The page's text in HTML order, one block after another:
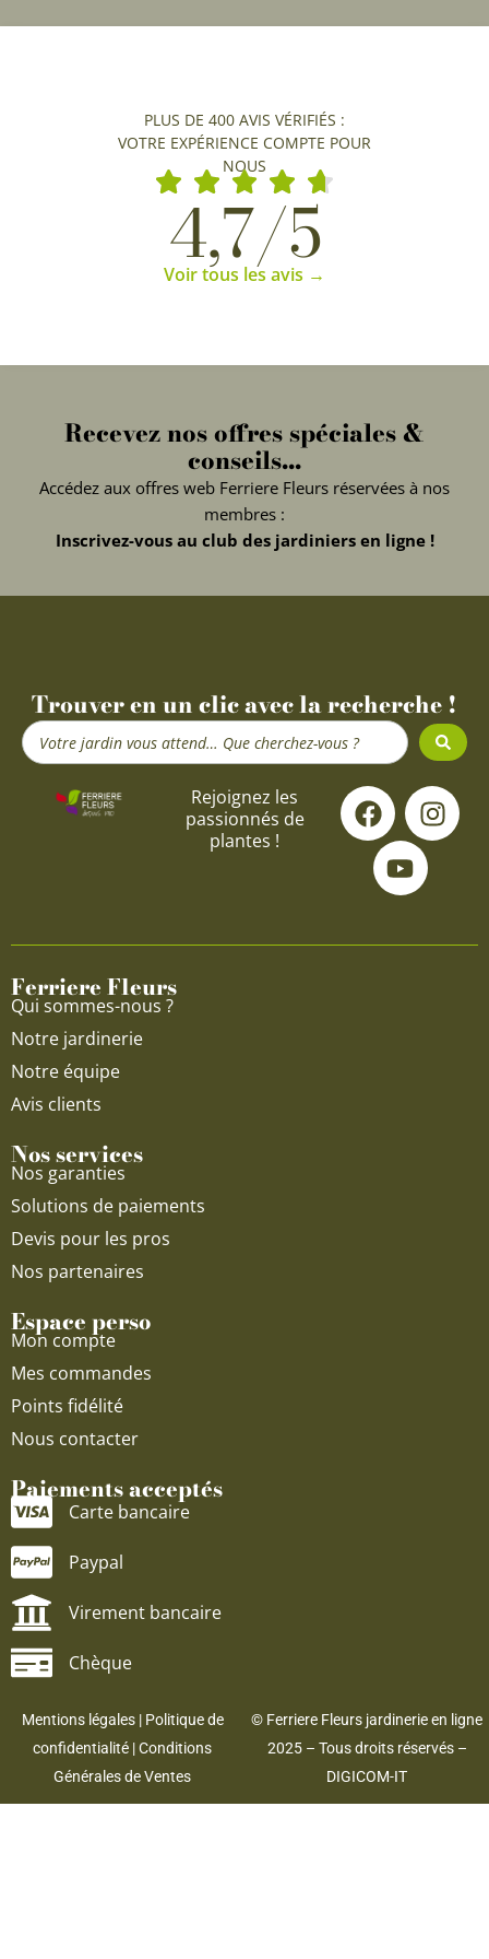
PLUS DE 400 AVIS VÉRIFIÉS :
VOTRE EXPÉRIENCE COMPTE POUR
NOUS
4,7/5
Voir tous les avis →
Recevez nos offres spéciales &
conseils...
Accédez aux offres web Ferriere Fleurs réservées à nos
membres :
Inscrivez-vous au club des jardiniers en ligne !
Trouver en un clic avec la recherche !
Search
...
Rejoignez les
passionnés de
plantes !
F
a
c
e
o
I
n
s
g
Y
o
u
t
u
b
Ferriere Fleurs
Qui sommes-nous ?
Notre jardinerie
Notre équipe
Avis clients
Nos services
Nos garanties
Solutions de paiements
Devis pour les pros
Nos partenaires
Espace perso
Mon compte
Mes commandes
Points fidélité
Nous contacter
Paiements acceptés
Carte bancaire
Paypal
Virement bancaire
Chèque
Mentions légales| Politique de
confidentialité |Conditions
Générales de Ventes
© Ferriere Fleurs jardinerie en ligne
2025 – Tous droits réservés –
DIGICOM-IT